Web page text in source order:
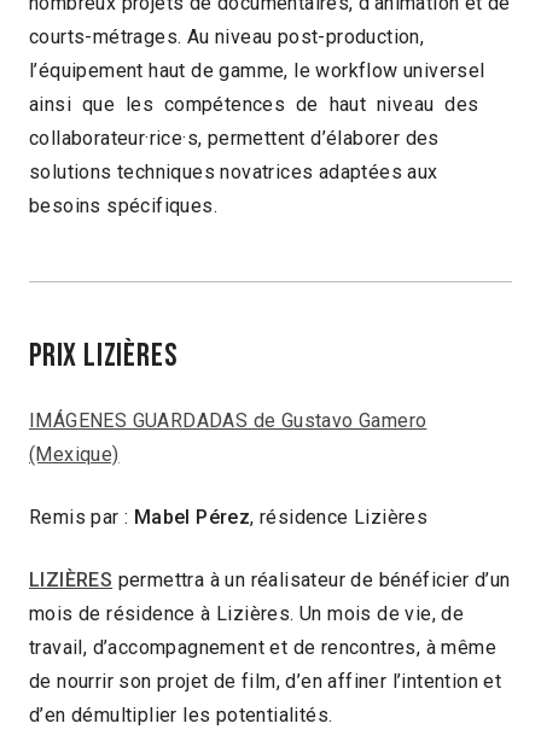
courts-métrages. Au niveau post-production,
l’équipement haut de gamme, le workflow universel
ainsi que les compétences de haut niveau des
collaborateur·rice·s, permettent d’élaborer des
solutions techniques novatrices adaptées aux
besoins spécifiques.
PRIX LIZIÈRES
IMÁGENES GUARDADAS de Gustavo Gamero
(Mexique)
Remis par : Mabel Pérez, résidence Lizières
LIZIÈRES permettra à un réalisateur de bénéficier d’un
mois de résidence à Lizières. Un mois de vie, de
travail, d’accompagnement et de rencontres, à même
de nourrir son projet de film, d’en affiner l’intention et
d’en démultiplier les potentialités.